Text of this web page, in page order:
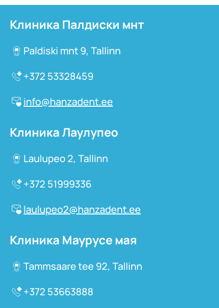
Клиника Палдиски мнт
Paldiski mnt 9, Tallinn
+372 53328459
info@hanzadent.ee
Клиника Лаулупео
Laulupeo 2, Tallinn
+372 51999336
laulupeo2@hanzadent.ee
Клиника Маурусе мая
Tammsaare tee 92, Tallinn
+372 53663888